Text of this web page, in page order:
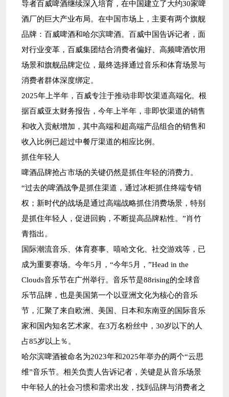
导者百威啤酒继续深入培育，在中国建立了大约30家啤
酒厂的巨大产业布局。在中国市场上，主要有两个旗舰
品牌：百威啤酒和哈尔滨啤酒。百威中国告诉记者，面
对行业变革，百威集团结合消费者偏好、高频啤酒饮用
场景和旗舰品牌定位，最终选择通过音乐和体育场景与
消费者群体深度绑定。
2025年上半年，百威专注于推动非即饮渠道高端化。根
据百威亚太财务报告，今年上半年，非即饮渠道的销售
和收入贡献增加，其中高端和超高端产品组合的销售和
收入比例已超过中餐厅渠道的相应比例。
抓住年轻人
啤酒品牌抢占市场的关键仍然是抓住年轻的消费力。
“过去的啤酒战争是抓住渠道，通过冰柜抓住终端专销
权；新时代的战场是通过高端战略抓住消费场景，特别
是抓住年轻人，促进回购，不断提高品牌粘性。”肖竹
青指出。
国际潮流音乐、体育赛事、嘻哈文化、社交游戏等，已
成为重要赛场。今年5月，“今年5月，”Head in the
Clouds音乐节在广州举行。音乐节是88rising的全球音
乐节品牌，也是美国第一个以亚洲文化为核心的音乐
节，汇聚了来自欧洲、美国、日本和东南亚的国际音乐
家和国内知名艺术家。在3万名粉丝中，30岁以下的人
占85岁以上％。
哈尔滨啤酒被命名为2023年和2025年举办的两个“云思
维”音乐节。相关负责人告诉记者，关键是从音乐场景
中年轻人的社会习惯和需求出发，找到品牌与消费者之